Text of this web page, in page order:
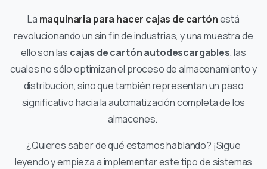
La maquinaria para hacer cajas de cartónestá
revolucionando un sin fin de industrias, y una muestra de
ello son las cajas de cartón autodescargables, las
cuales no sólo optimizan el proceso de almacenamiento y
distribución, sino que también representan un paso
significativo hacia la automatización completa de los
almacenes.
¿Quieres saber de qué estamos hablando? ¡Sigue
leyendo y empieza a implementar este tipo de sistemas